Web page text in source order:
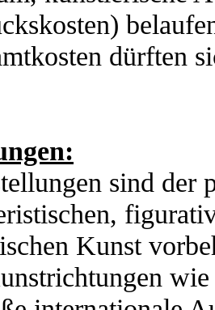
dürften
sind der
Kunst